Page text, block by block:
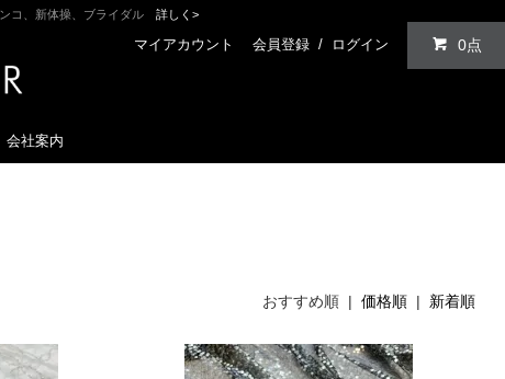
コ、新体操、ブライダル 詳しく>
マイアカウント 会員登録 / ログイン 0点
会社案内
おすすめ順 |価格順 | 新着順